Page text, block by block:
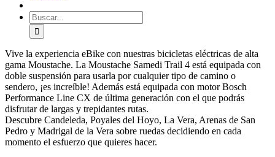
Buscar:
Vive la experiencia eBike con nuestras bicicletas eléctricas de alta
gama Moustache. La Moustache Samedi Trail 4 está equipada con
doble suspensión para usarla por cualquier tipo de camino o
sendero, ¡es increíble! Además está equipada con motor Bosch
Performance Line CX de última generación con el que podrás
disfrutar de largas y trepidantes rutas.
Descubre Candeleda, Poyales del Hoyo, La Vera, Arenas de San
Pedro y Madrigal de la Vera sobre ruedas decidiendo en cada
momento el esfuerzo que quieres hacer.